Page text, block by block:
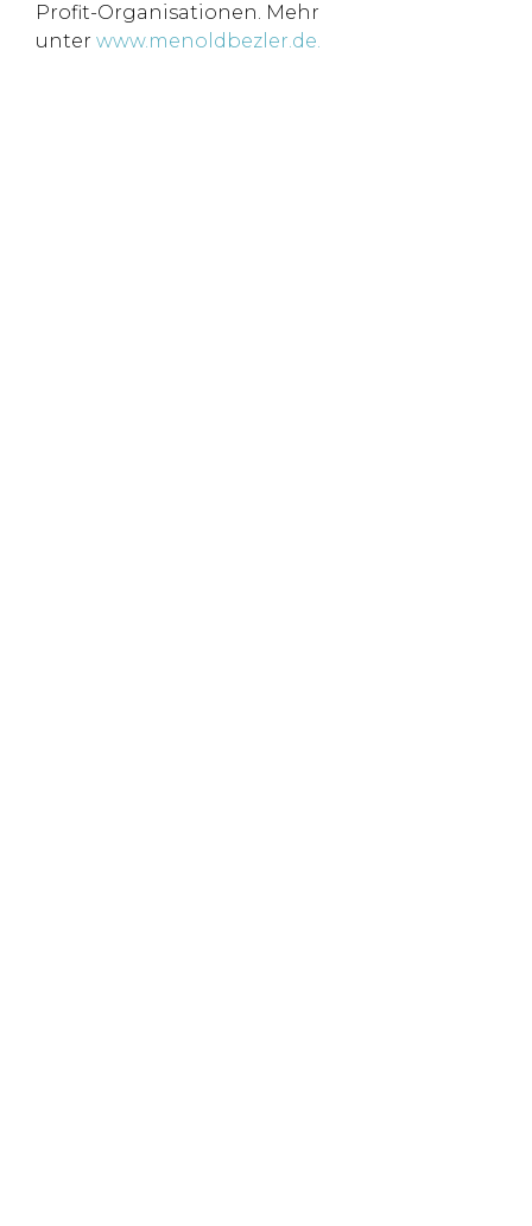
Profit-Organisationen. Mehr
unter www.menoldbezler.de.